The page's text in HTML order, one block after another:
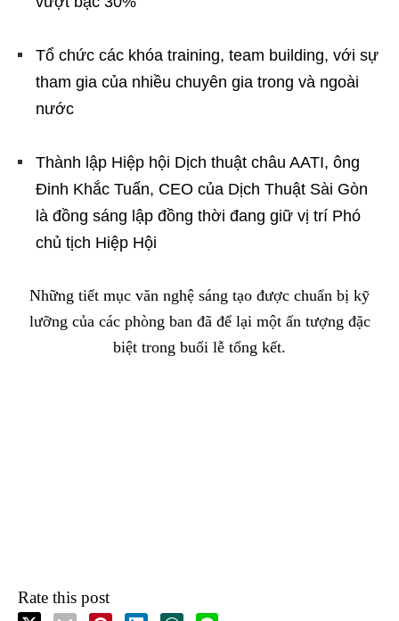
Tổ chức các khóa training, team building, với sự
tham gia của nhiều chuyên gia trong và ngoài
nước
Thành lập Hiệp hội Dịch thuật châu AATI, ông
Đinh Khắc Tuấn, CEO của Dịch Thuật Sài Gòn
là đồng sáng lập đồng thời đang giữ vị trí Phó
chủ tịch Hiệp Hội
Những tiết mục văn nghệ sáng tạo được chuẩn bị kỹ
lưỡng của các phòng ban đã để lại một ấn tượng đặc
biệt trong buổi lễ tổng kết.
Rate this post